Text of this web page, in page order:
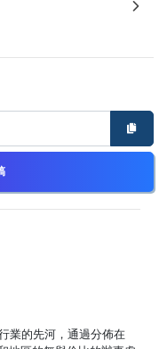
業的先河，通過分佈在